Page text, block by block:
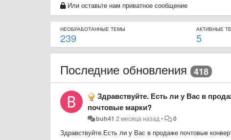
Или оставьте нам приватное сообщение
НЕОБРАБОТАННЫЕ ТЕМЫ
239
АКТИВНЫЕ
5
Последние обновления 418
Здравствуйте. Есть ли у Вас в
почтовые марки?
buh41 2 месяца назад• 0
Здравствуйте.Есть ли у Вас в продаже почтовые